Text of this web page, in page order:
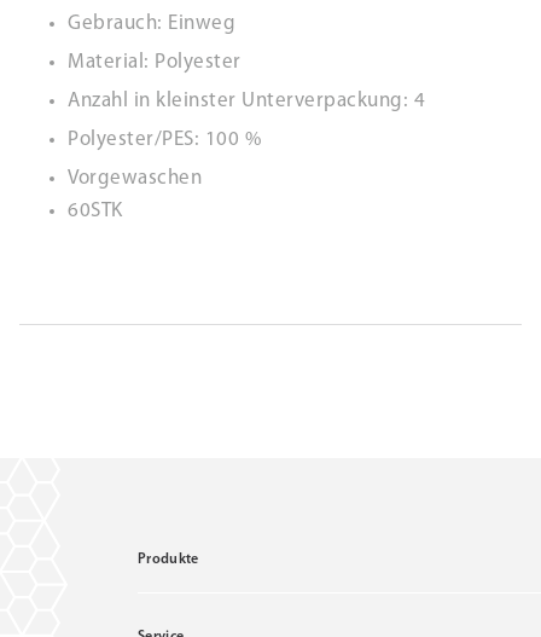
Gebrauch: Einweg
Material: Polyester
Anzahl in kleinster Unterverpackung: 4
Polyester/PES: 100 %
Vorgewaschen
60STK
Produkte